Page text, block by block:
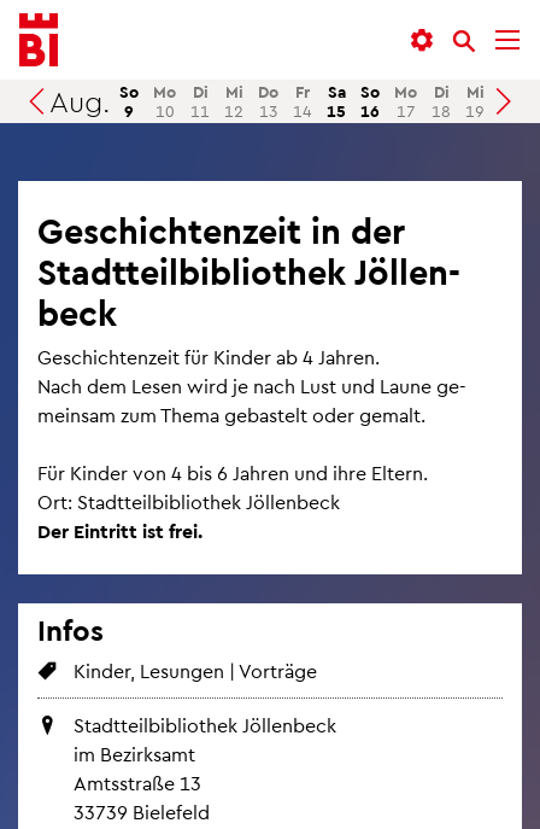
In­
halt
an­
sprin­
Menü
an­
sprin­
gen
Suche
an­
sprin­
gen
Suchen
Aug. So
9
Mo
10
Di
11
Mi
12
Do
13
Fr
14
Sa
15
So
16
Mo
17
Di
18
Mi
19
Do
20
Ge­schich­ten­zeit in der
Stadt­teil­bi­blio­thek Jöl­len­
beck
Ge­schich­ten­zeit für Kin­der ab 4 Jah­ren.
Nach dem Lesen wird je nach Lust und Laune ge­
mein­sam zum Thema ge­bas­telt oder ge­malt.
Für Kin­der von 4 bis 6 Jah­ren und ihre El­tern.
Ort: Stadt­teil­bi­blio­thek Jöl­len­beck
Der Ein­tritt ist frei.
Infos
Kin­der, Le­sun­gen | Vor­trä­ge
Stadt­teil­bi­blio­thek Jöl­len­beck
im Be­zirks­amt
Amts­stra­ße 13
33739 Bie­le­feld